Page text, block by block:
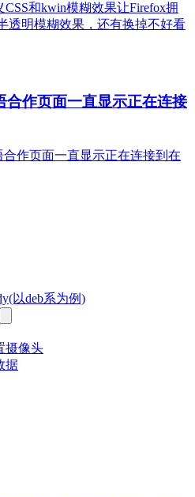
和kwin模糊效果让Firefox拥
透明模糊效果，还有换掉不好看
作页面一直显示正在连接
作页面一直显示正在连接到在
以deb系为例)
摄像头
据